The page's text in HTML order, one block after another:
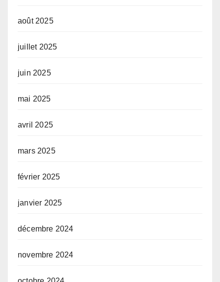
août 2025
juillet 2025
juin 2025
mai 2025
avril 2025
mars 2025
février 2025
janvier 2025
décembre 2024
novembre 2024